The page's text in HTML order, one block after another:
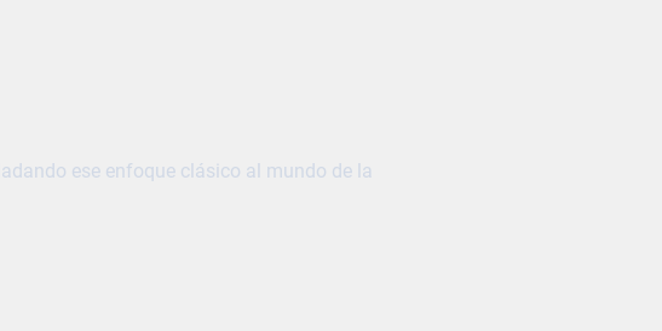
ese enfoque clásico al mundo de la